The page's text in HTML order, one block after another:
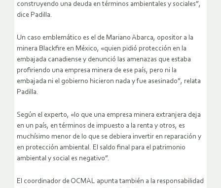
construyendo una deuda en términos ambientales y sociales”,
dice Padilla.
Un caso emblemático es el de Mariano Abarca, opositor a la
minera Blackfire en México, «quien pidió protección en la
embajada canadiense y denunció las amenazas que estaba
profiriendo una empresa minera de ese país, pero ni la
embajada ni el gobierno hicieron nada y fue asesinado”, relata
Padilla.
Según el experto, «lo que una empresa minera extranjera deja
en un país, en términos de impuesto a la renta y otros, es
muchísimo menor de lo que se debiera invertir en reparación y
en protección ambiental. El saldo final para el patrimonio
ambiental y social es negativo”.
El coordinador de OCMAL apunta también a la responsabilidad